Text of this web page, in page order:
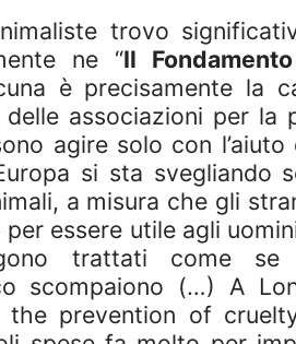
trovo
ne “Il
è precisamente la
associazioni per la
agire solo con
si sta svegliando
a misura che gli
essere utile agli
trattati come se
scompaiono (…) A
prevention of